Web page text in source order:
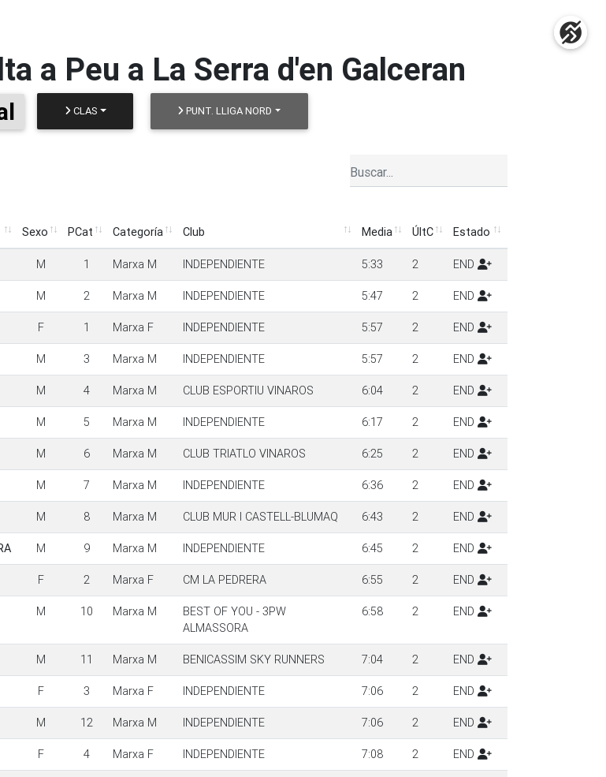
a Peu a La Serra d'en Galceran
CLAS PUNT. LLIGA NORD
Sexo PCat Categoría Club Media ÚltC
Estado
Sexo PCat Categoría Club Media ÚltC Estado
M 1 Marxa M INDEPENDIENTE 5:33 2 END
M 2 Marxa M INDEPENDIENTE 5:47 2 END
F 1 Marxa F INDEPENDIENTE 5:57 2 END
M 3 Marxa M INDEPENDIENTE 5:57 2 END
M 4 Marxa M CLUB ESPORTIU VINAROS 6:04 2 END
M 5 Marxa M INDEPENDIENTE 6:17 2 END
M 6 Marxa M CLUB TRIATLO VINAROS 6:25 2 END
M 7 Marxa M INDEPENDIENTE 6:36 2 END
M 8 Marxa M CLUB MUR I CASTELL-BLUMAQ 6:43 2 END
M 9 Marxa M INDEPENDIENTE 6:45 2 END
F 2 Marxa F CM LA PEDRERA 6:55 2 END
M 10 Marxa M
BEST OF YOU - 3PW
ALMASSORA
6:58 2 END
M 11 Marxa M BENICASSIM SKY RUNNERS 7:04 2 END
F 3 Marxa F INDEPENDIENTE 7:06 2 END
M 12 Marxa M INDEPENDIENTE 7:06 2 END
F 4 Marxa F INDEPENDIENTE 7:08 2 END